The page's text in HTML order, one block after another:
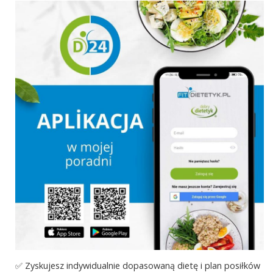
✅ Zyskujesz indywidualnie dopasowaną dietę i plan posiłków